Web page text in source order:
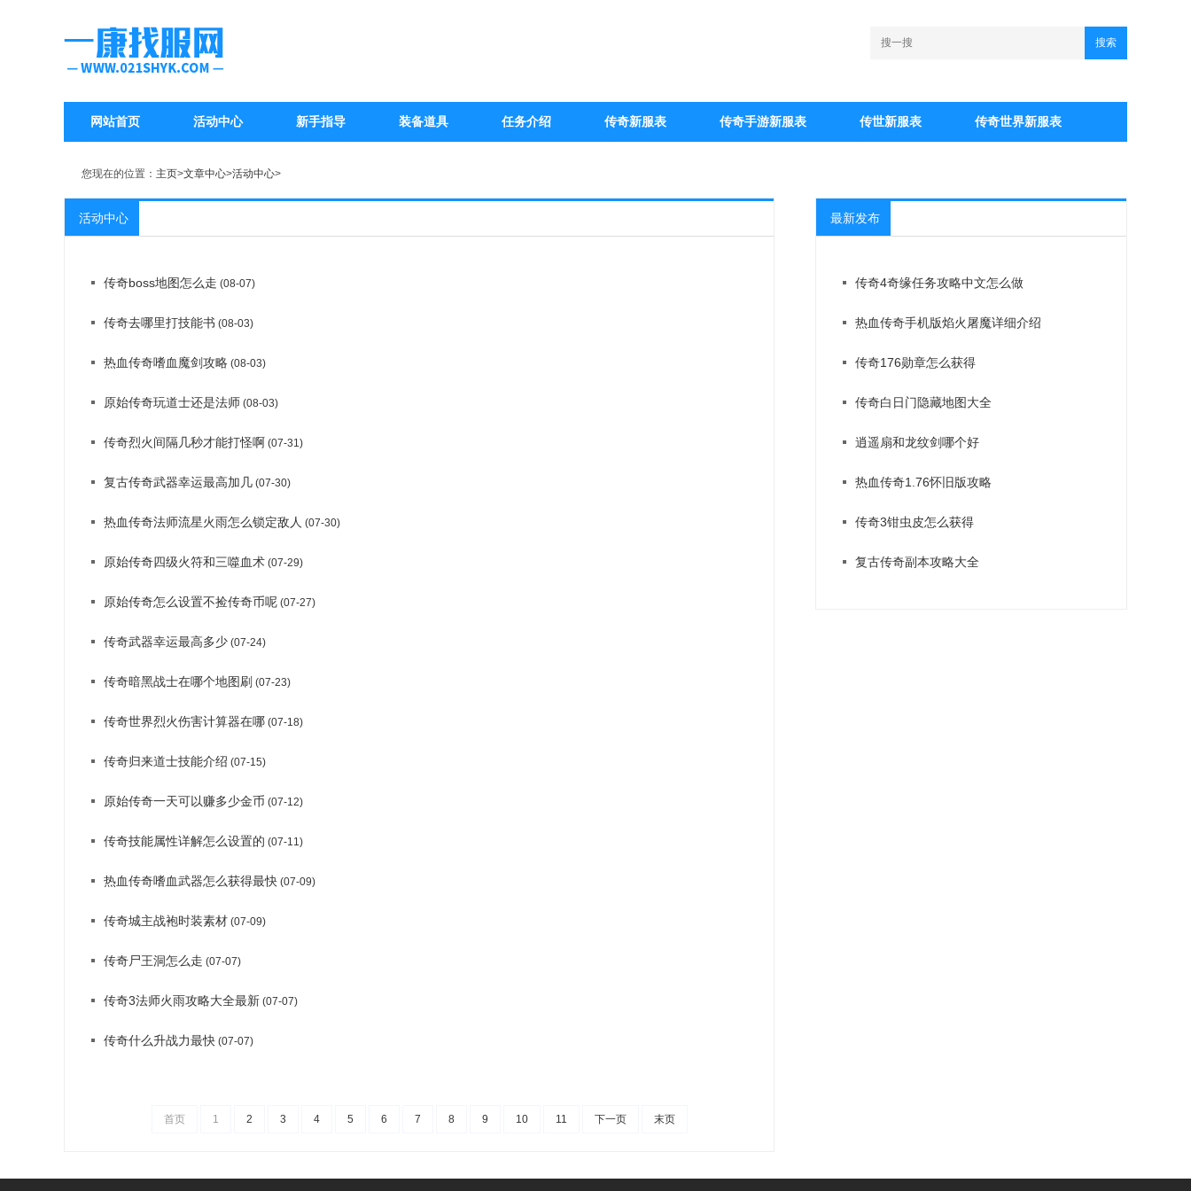
搜索
网站首页 活动中心 新手指导 装备道具 任务介绍 传奇新服表 传奇手游新服表 传世新服表 传奇世界新服表
您现在的位置： 主页>文章中心>活动中心>
活动中心
传奇boss地图怎么走 (08-07)
传奇去哪里打技能书 (08-03)
热血传奇嗜血魔剑攻略 (08-03)
原始传奇玩道士还是法师 (08-03)
传奇烈火间隔几秒才能打怪啊 (07-31)
复古传奇武器幸运最高加几 (07-30)
热血传奇法师流星火雨怎么锁定敌人 (07-30)
原始传奇四级火符和三噬血术 (07-29)
原始传奇怎么设置不捡传奇币呢 (07-27)
传奇武器幸运最高多少 (07-24)
传奇暗黑战士在哪个地图刷 (07-23)
传奇世界烈火伤害计算器在哪 (07-18)
传奇归来道士技能介绍 (07-15)
原始传奇一天可以赚多少金币 (07-12)
传奇技能属性详解怎么设置的 (07-11)
热血传奇嗜血武器怎么获得最快 (07-09)
传奇城主战袍时装素材 (07-09)
传奇尸王洞怎么走 (07-07)
传奇3法师火雨攻略大全最新 (07-07)
传奇什么升战力最快 (07-07)
首页 1 2 3 4 5 6 7 8 9 10 11 下一页 末页
最新发布
传奇4奇缘任务攻略中文怎么做
热血传奇手机版焰火屠魔详细介绍
传奇176勋章怎么获得
传奇白日门隐藏地图大全
逍遥扇和龙纹剑哪个好
热血传奇1.76怀旧版攻略
传奇3钳虫皮怎么获得
复古传奇副本攻略大全